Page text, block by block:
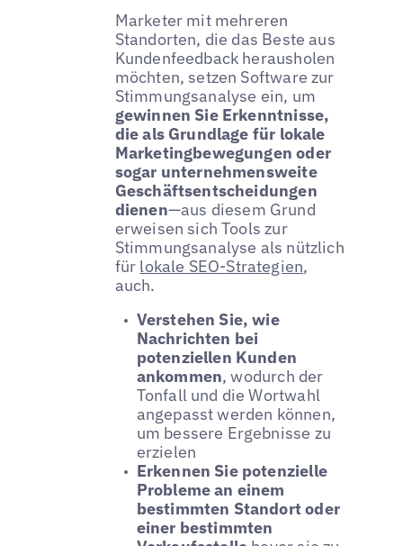
Marketer mit mehreren
Standorten, die das Beste aus
Kundenfeedback herausholen
möchten, setzen Software zur
Stimmungsanalyse ein, um
gewinnen Sie Erkenntnisse,
die als Grundlage für lokale
Marketingbewegungen oder
sogar unternehmensweite
Geschäftsentscheidungen
dienen—aus diesem Grund
erweisen sich Tools zur
Stimmungsanalyse als nützlich
für lokale SEO-Strategien,
auch.
Verstehen Sie, wie
Nachrichten bei
potenziellen Kunden
ankommen, wodurch der
Tonfall und die Wortwahl
angepasst werden können,
um bessere Ergebnisse zu
erzielen
Erkennen Sie potenzielle
Probleme an einem
bestimmten Standort oder
einer bestimmten